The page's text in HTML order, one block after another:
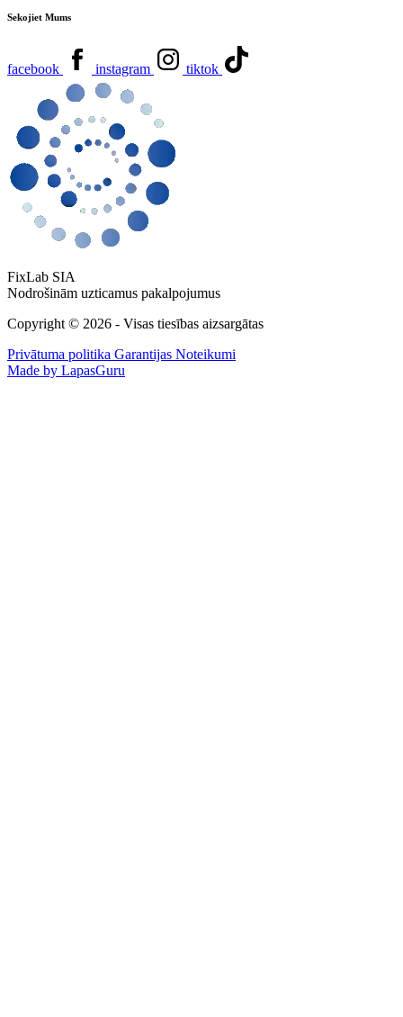
Sekojiet Mums
facebook instagram tiktok
FixLab SIA
Nodrošinām uzticamus pakalpojumus
Copyright © 2026 - Visas tiesības aizsargātas
Privātuma politika Garantijas Noteikumi
Made by LapasGuru